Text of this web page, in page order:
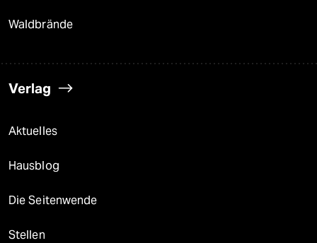
Waldbrände
Verlag
Aktuelles
Hausblog
Die Seitenwende
Stellen